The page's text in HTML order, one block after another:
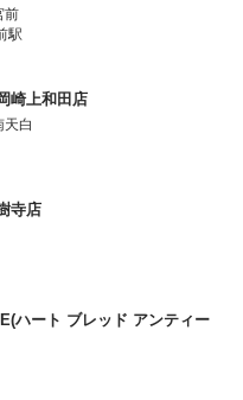
前
駅
崎上和田店
白
寺店
ハート ブレッド アンティー